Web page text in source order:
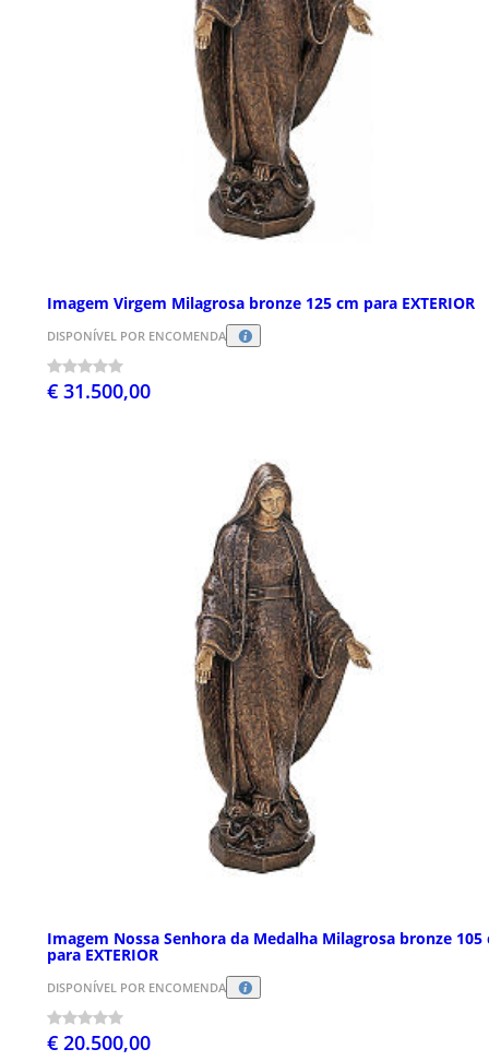
Imagem Virgem Milagrosa bronze 125 cm para EXTERIOR
DISPONÍVEL POR ENCOMENDA
€ 31.500,00
Imagem Nossa Senhora da Medalha Milagrosa bronze 105
para EXTERIOR
DISPONÍVEL POR ENCOMENDA
€ 20.500,00